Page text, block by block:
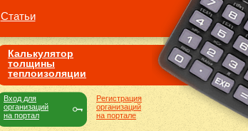
Статьи
Калькулятор
толщины
теплоизоляции
Регистрация
организаций
на портале
Вход для
организаций
на портал